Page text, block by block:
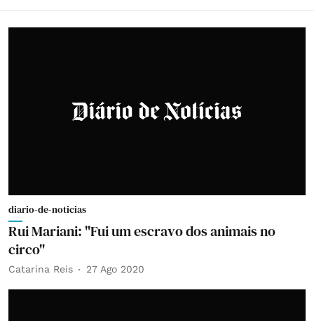
diario-de-noticias
Rui Mariani: "Fui um escravo dos animais no
circo"
Catarina Reis 27 Ago 2020